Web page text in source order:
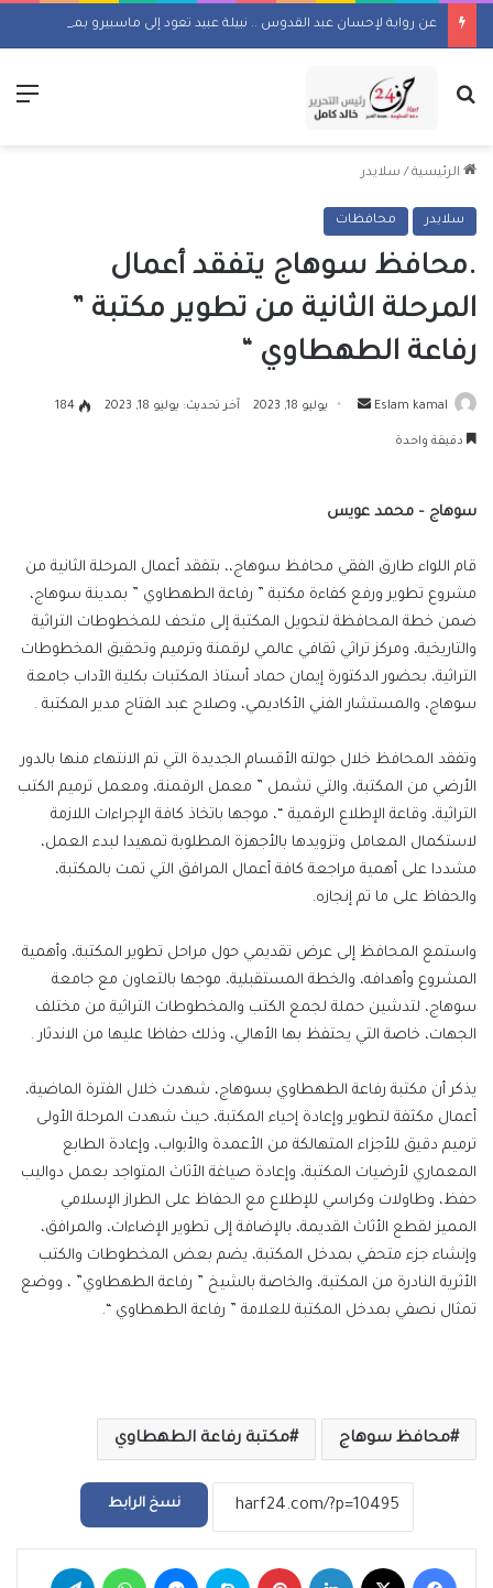
بحث عن
الرئيسية / سلايدر
سلايدر محافظات
.محافظ سوهاج يتفقد أعمال
المرحلة الثانية من تطوير مكتبة ”
رفاعة الطهطاوي “
Eslam kamal
أرسل يوليو 18, 2023 آخر تحديث: يوليو 18, 2023 184
دقيقة واحدة
سوهاج – محمد عويس
قام اللواء طارق الفقي محافظ سوهاج،، بتفقد أعمال المرحلة الثانية من
مشروع تطوير ورفع كفاءة مكتبة ” رفاعة الطهطاوي ” بمدينة سوهاج،
ضمن خطة المحافظة لتحويل المكتبة إلى متحف للمخطوطات التراثية
والتاريخية، ومركز تراثي ثقافي عالمي لرقمنة وترميم وتحقيق المخطوطات
التراثية، بحضور الدكتورة إيمان حماد أستاذ المكتبات بكلية الآداب جامعة
سوهاج، والمستشار الفني الأكاديمي، وصلاح عبد الفتاح مدير المكتبة .
وتفقد المحافظ خلال جولته الأقسام الجديدة التي تم الانتهاء منها بالدور
الأرضي من المكتبة، والتي تشمل ” معمل الرقمنة، ومعمل ترميم الكتب
التراثية، وقاعة الإطلاع الرقمية “، موجها باتخاذ كافة الإجراءات اللازمة
لاستكمال المعامل وتزويدها بالأجهزة المطلوبة تمهيدا لبدء العمل،
مشددا على أهمية مراجعة كافة أعمال المرافق التي تمت بالمكتبة،
والحفاظ على ما تم إنجازه.
واستمع المحافظ إلى عرض تقديمي حول مراحل تطوير المكتبة، وأهمية
المشروع وأهدافه، والخطة المستقبلية، موجها بالتعاون مع جامعة
سوهاج، لتدشين حملة لجمع الكتب والمخطوطات التراثية من مختلف
الجهات، خاصة التي يحتفظ بها الأهالي، وذلك حفاظا عليها من الاندثار .
يذكر أن مكتبة رفاعة الطهطاوي بسوهاج، شهدت خلال الفترة الماضية،
أعمال مكثفة لتطوير وإعادة إحياء المكتبة، حيث شهدت المرحلة الأولى
ترميم دقيق للأجزاء المتهالكة من الأعمدة والأبواب، وإعادة الطابع
المعماري لأرضيات المكتبة، وإعادة صياغة الأثاث المتواجد بعمل دواليب
حفظ، وطاولات وكراسي للإطلاع مع الحفاظ على الطراز الإسلامي
المميز لقطع الأثاث القديمة، بالإضافة إلى تطوير الإضاءات، والمرافق،
وإنشاء جزء متحفي بمدخل المكتبة، يضم بعض المخطوطات والكتب
الأثرية النادرة من المكتبة، والخاصة بالشيخ ” رفاعة الطهطاوي” ، ووضع
تمثال نصفي بمدخل المكتبة للعلامة ” رفاعة الطهطاوي “.
محافظ سوهاج مكتبة رفاعة الطهطاوي
نسخ الرابط
فيسبوك لينكدإن بينتيريست سكايب ماسنجر واتساب